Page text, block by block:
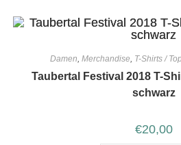
Damen, Merchandise, T-Shirts /
Taubertal Festival 2018 T-
schwarz
€20,00